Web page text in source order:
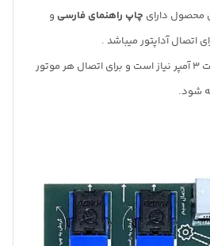
محصول دارای چاپ راهنمای فارسی و
اتصال آداپتور میباشد .
آداپتور مورد نیاز حداقل 6 ولت 3 آمپر نیاز است و برای اتصال هر موتور